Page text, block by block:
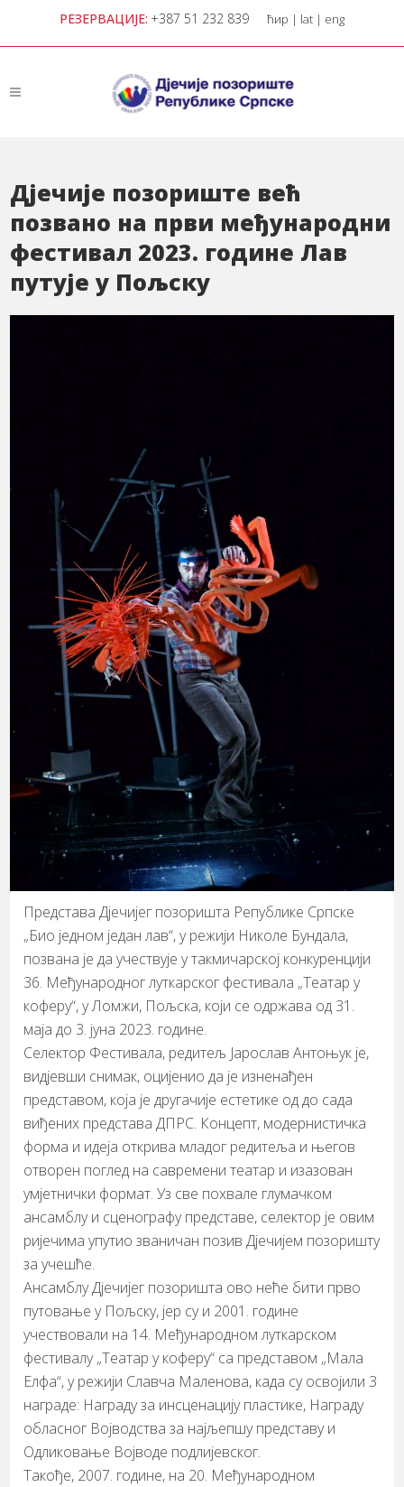
РЕЗЕРВАЦИЈЕ: +387 51 232 839 ћир | lat | eng
Дјечије позориште већ
позвано на први међународни
фестивал 2023. године Лав
путује у Пољску
​Представа Дјечијег позоришта Републике Српске
„Био једном један лав“, у режији Николе Бундала,
позвана је да учествује у такмичарској конкуренцији
36. Међународног луткарског фестивала „Театар у
коферу“, у Ломжи, Пољска, који се одржава од 31.
маја до 3. јуна 2023. године.
​Селектор Фестивала, редитељ Јарослав Антоњук је,
видјевши снимак, оцијенио да је изненађен
представом, која је другачије естетике од до сада
виђених представа ДПРС. Концепт, модернистичка
форма и идеја открива младог редитеља и његов
отворен поглед на савремени театар и изазован
умјетнички формат. Уз све похвале глумачком
ансамблу и сценографу представе, селектор је овим
ријечима упутио званичан позив Дјечијем позоришту
за учешће.
Ансамблу Дјечијег позоришта ово неће бити прво
путовање у Пољску, јер су и 2001. године
учествовали на 14. Међународном луткарском
фестивалу „Театар у коферу“ са представом „Мала
Елфа“, у режији Славча Маленова, када су освојили 3
награде: Награду за инсценацију пластике, Награду
обласног Војводства за најљепшу представу и
Одликовање Војводе подлијевског.
Такође, 2007. године, на 20. Међународном